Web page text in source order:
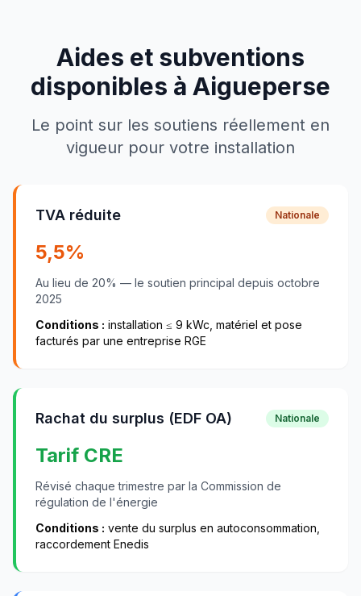
Aides et subventions
disponibles à Aigueperse
Le point sur les soutiens réellement en
vigueur pour votre installation
TVA réduite Nationale
5,5%
Au lieu de 20% — le soutien principal depuis octobre
2025
Conditions : installation ≤ 9 kWc, matériel et pose
facturés par une entreprise RGE
Rachat du surplus (EDF OA) Nationale
Tarif CRE
Révisé chaque trimestre par la Commission de
régulation de l'énergie
Conditions : vente du surplus en autoconsommation,
raccordement Enedis